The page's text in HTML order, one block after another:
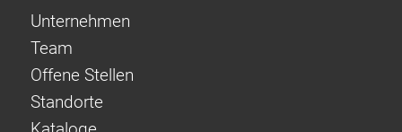
Unternehmen
Team
Offene Stellen
Standorte